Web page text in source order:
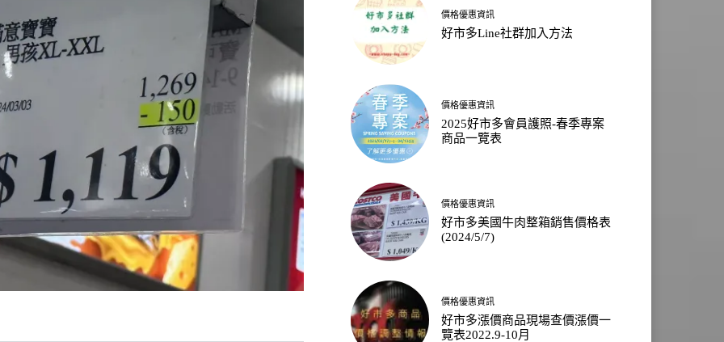
價格優惠資訊
好市多Line社群加入方法
價格優惠資訊
2025好市多會員護照-春季專案
商品一覽表
價格優惠資訊
好市多美國牛肉整箱銷售價格表
(2024/5/7)
價格優惠資訊
好市多漲價商品現場查價漲價一
覽表2022.9-10月